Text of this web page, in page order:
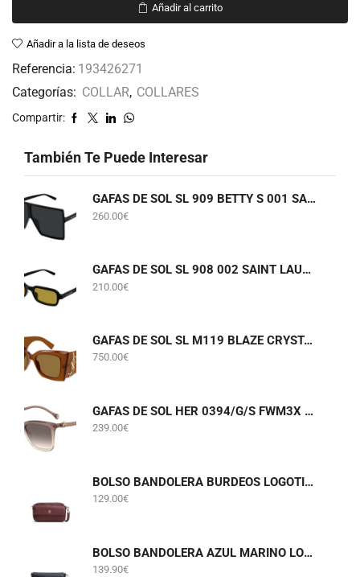
Añadir al carrito
Añadir a la lista de deseos
Referencia: 193426271
Categorías: COLLAR, COLLARES
Compartir:
También Te Puede Interesar
GAFAS DE SOL SL 909 BETTY S 001 SAINT LAURENT
260.00€
GAFAS DE SOL SL 908 002 SAINT LAURENT
210.00€
GAFAS DE SOL SL M119 BLAZE CRYSTAL 002 SAINT LAURENT
750.00€
GAFAS DE SOL HER 0394/G/S FWM3X CAROLINA HERRERA
239.00€
BOLSO BANDOLERA BURDEOS LOGOTIPADO TOMMY HILFIGER AWA0W18922
129.00€
BOLSO BANDOLERA AZUL MARINO LOGOTIPADO TOMMY HILFIGER AW0AW18997
139.90€